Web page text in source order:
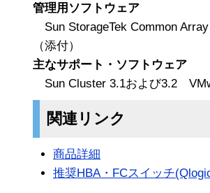
管理用ソフトウェア
Sun StorageTek Common
（添付）
主なサポート・ソフトウェア
Sun Cluster 3.1および3.2
関連リンク
商品詳細
推奨HBA・FCスイッチ